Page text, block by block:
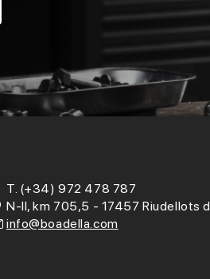
T. (+34) 972 478 787
N-II, km 705,5 - 17457 Riudellots
info@boadella.com